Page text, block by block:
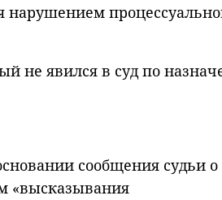
нарушением
не явился в суд по
сообщения судьи о
«высказывания